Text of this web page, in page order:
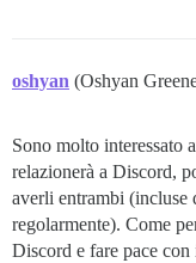
oshyan (Oshyan
Sono molto interessato
relazionerà a Discord,
averli entrambi (incluse
regolarmente). Come
Discord e fare pace